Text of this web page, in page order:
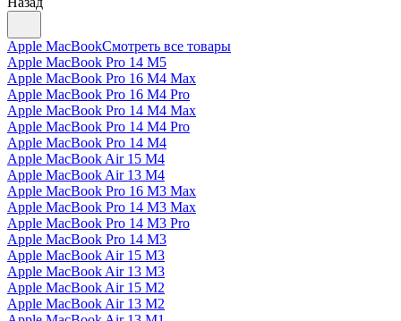
Apple MacBookСмотреть все товары
Apple MacBook Pro 14 M5
Apple MacBook Pro 16 M4 Max
Apple MacBook Pro 16 M4 Pro
Apple MacBook Pro 14 M4 Max
Apple MacBook Pro 14 M4 Pro
Apple MacBook Pro 14 M4
Apple MacBook Air 15 M4
Apple MacBook Air 13 M4
Apple MacBook Pro 16 M3 Max
Apple MacBook Pro 14 M3 Max
Apple MacBook Pro 14 M3 Pro
Apple MacBook Pro 14 M3
Apple MacBook Air 15 M3
Apple MacBook Air 13 M3
Apple MacBook Air 15 M2
Apple MacBook Air 13 M2